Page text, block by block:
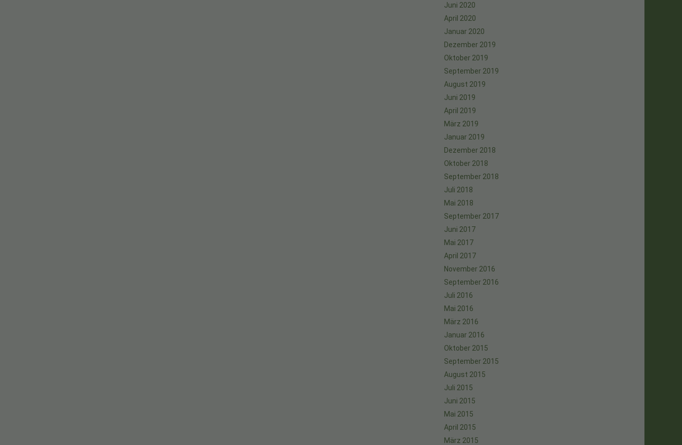
Juni 2020
April 2020
Januar 2020
Dezember 2019
Oktober 2019
September 2019
August 2019
Juni 2019
April 2019
März 2019
Januar 2019
Dezember 2018
Oktober 2018
September 2018
Juli 2018
Mai 2018
September 2017
Juni 2017
Mai 2017
April 2017
November 2016
September 2016
Juli 2016
Mai 2016
März 2016
Januar 2016
Oktober 2015
September 2015
August 2015
Juli 2015
Juni 2015
Mai 2015
April 2015
März 2015